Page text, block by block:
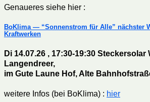
Genaueres siehe hier :
BoKlima — “Sonnenstrom für Alle” nächster
Kraftwerken
Di 14.07.26 , 17:30-19:30 Steckersolar
Langendreer,
im Gute Laune Hof, Alte
weitere Infos (bei BoKlima) : hier